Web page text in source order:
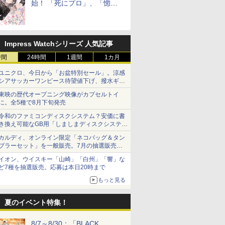
始！ 「死にプロ」、「惚れ
Impress Watchシリーズ 人気記事
24時間 1週間 1カ月
ニクロ、今日から「お盆特別セール」。涼感
アサッカーワンピース待望値下げ、撥水ギア
ョーツは1990円に
映の歴代オープニング映像がカプセルトイ
。全5種で8月下旬発売
和のファミコンディスクシステム？安価に書
換え可能なGB用「しましまディスクシステ
」
ルディ、オンライン限定「ネコバッグ＆タン
ラーセット」を一般販売。7月の抽選販売の
選無効分
オン、ウイスキー「山崎」「白州」「響」な
7種を抽選販売。応募は本日20時まで
もっと見る
夏のイベント特集！